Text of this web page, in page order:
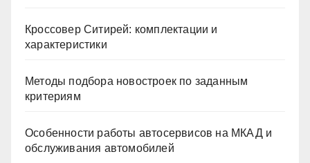
Кроссовер Ситирей: комплектации и
характеристики
Методы подбора новостроек по заданным
критериям
Особенности работы автосервисов на МКАД и
обслуживания автомобилей